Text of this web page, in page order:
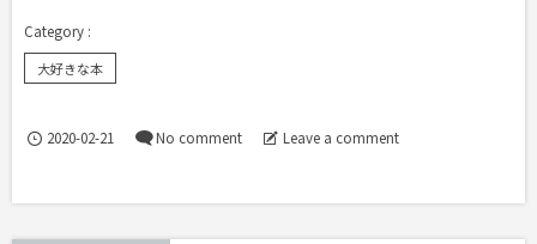
大好きな本
2020-02-21 No comment Leave a comment